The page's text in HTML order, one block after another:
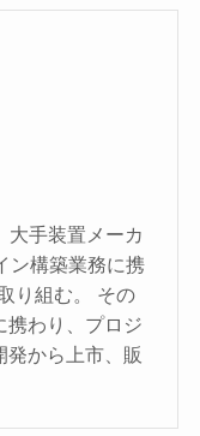
大手装置メーカ
ン構築業務に携
り組む。 その
携わり、プロジ
発から上市、販